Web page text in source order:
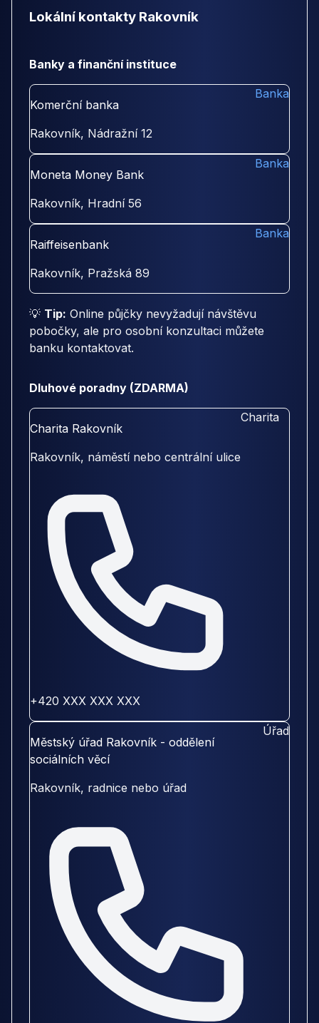
Lokální kontakty Rakovník
Banky a finanční instituce
Komerční banka
Rakovník, Nádražní 12
Banka
Moneta Money Bank
Rakovník, Hradní 56
Banka
Raiffeisenbank
Rakovník, Pražská 89
Banka
💡 Tip: Online půjčky nevyžadují návštěvu
pobočky, ale pro osobní konzultaci můžete
banku kontaktovat.
Dluhové poradny (ZDARMA)
Charita Rakovník
Rakovník, náměstí nebo centrální ulice
+420 XXX XXX XXX
Charita
Městský úřad Rakovník - oddělení
sociálních věcí
Rakovník, radnice nebo úřad
Úřad